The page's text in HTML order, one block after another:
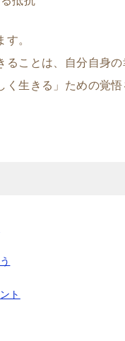
。
ることは、自分自身
く生きる」ための覚
ト